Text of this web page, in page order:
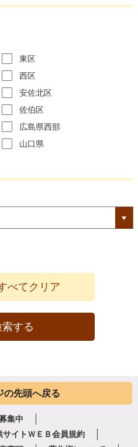
東区
西区
安佐北区
佐伯区
広島県西部
山口県
索する
の先頭へ戻る
集中
イトＷＥＢ会員規約